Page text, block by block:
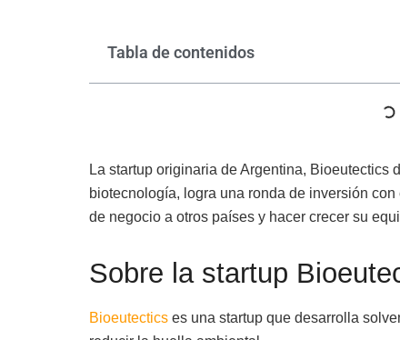
Tabla de contenidos
La startup originaria de Argentina, Bioeutectics
biotecnología, logra una ronda de inversión
de negocio a otros países y hacer crecer su
Sobre la startup
Bioeutecticses una startup que desarrolla